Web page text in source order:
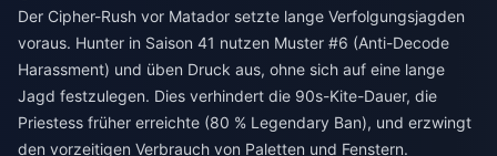
Der Cipher-Rush vor Matador setzte lange Verfolgungsjagden
voraus. Hunter in Saison 41 nutzen Muster #6 (Anti-Decode
Harassment) und üben Druck aus, ohne sich auf eine lange
Jagd festzulegen. Dies verhindert die 90s-Kite-Dauer, die
Priestess früher erreichte (80 % Legendary Ban), und erzwingt
den vorzeitigen Verbrauch von Paletten und Fenstern.